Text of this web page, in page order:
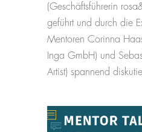
(Geschäftsführerin
geführt und durch die
Mentoren Corinna
Inga GmbH) und
Artist) spannend